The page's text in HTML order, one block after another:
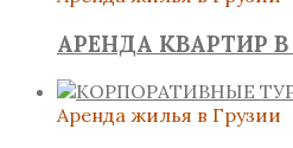
АРЕНДА КВАРТИР
Аренда жилья в Грузии